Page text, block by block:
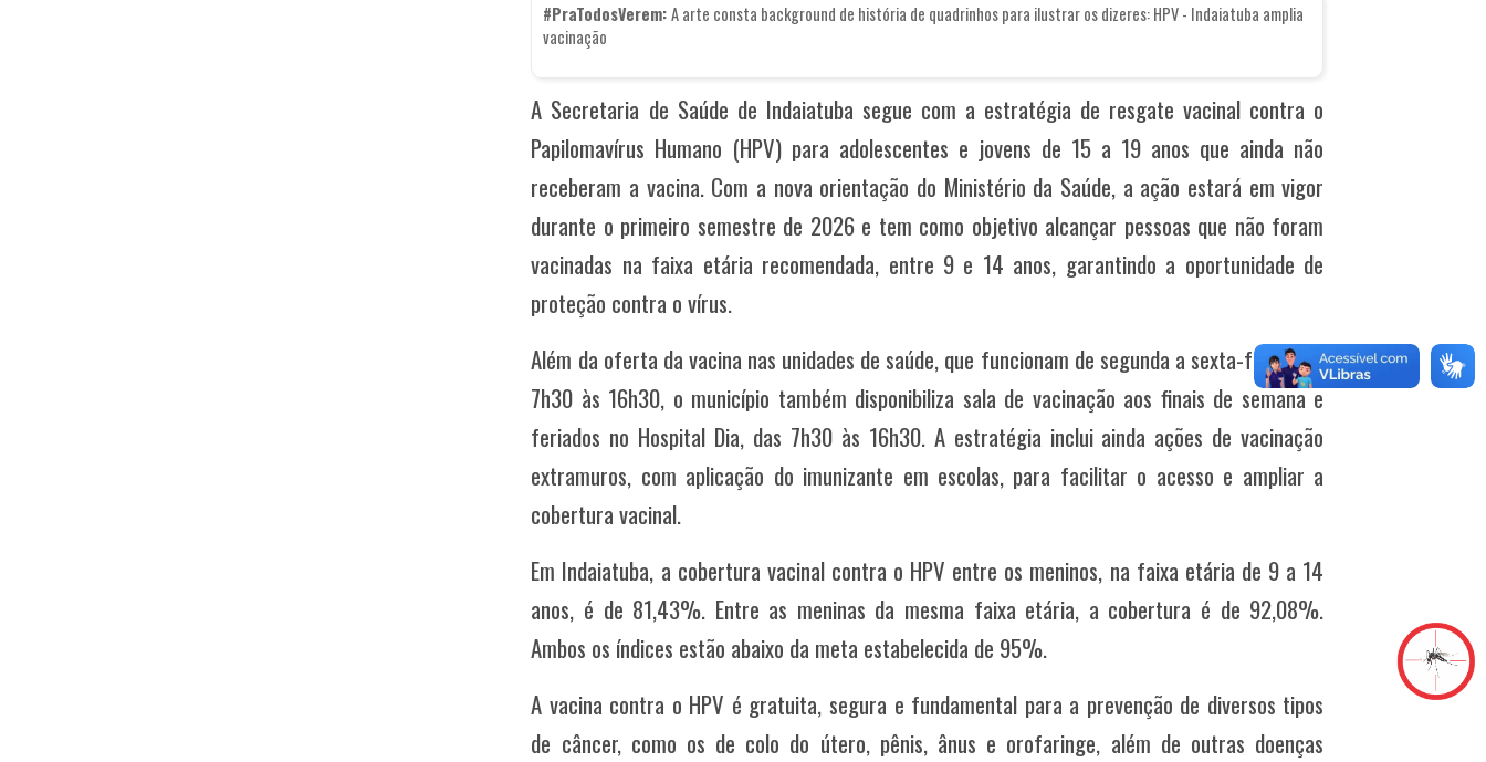
#PraTodosVerem:A arte consta background de história de quadrinhos para ilustrar os dizeres: HPV - Indaiatuba amplia
vacinação
A Secretaria de Saúde de Indaiatuba segue com a estratégia de resgate vacinal contra o
Papilomavírus Humano (HPV) para adolescentes e jovens de 15 a 19 anos que ainda não
receberam a vacina. Com a nova orientação do Ministério da Saúde, a ação estará em vigor
durante o primeiro semestre de 2026 e tem como objetivo alcançar pessoas que não foram
vacinadas na faixa etária recomendada, entre 9 e 14 anos, garantindo a oportunidade de
proteção contra o vírus.
Além da oferta da vacina nas unidades de saúde, que funcionam de segunda a sexta-feira, das
7h30 às 16h30, o município também disponibiliza sala de vacinação aos finais de semana e
feriados no Hospital Dia, das 7h30 às 16h30. A estratégia inclui ainda ações de vacinação
extramuros, com aplicação do imunizante em escolas, para facilitar o acesso e ampliar a
cobertura vacinal.
Em Indaiatuba, a cobertura vacinal contra o HPV entre os meninos, na faixa etária de 9 a 14
anos, é de 81,43%. Entre as meninas da mesma faixa etária, a cobertura é de 92,08%.
Ambos os índices estão abaixo da meta estabelecida de 95%.
A vacina contra o HPV é gratuita, segura e fundamental para a prevenção de diversos tipos
de câncer, como os de colo do útero, pênis, ânus e orofaringe, além de outras doenças